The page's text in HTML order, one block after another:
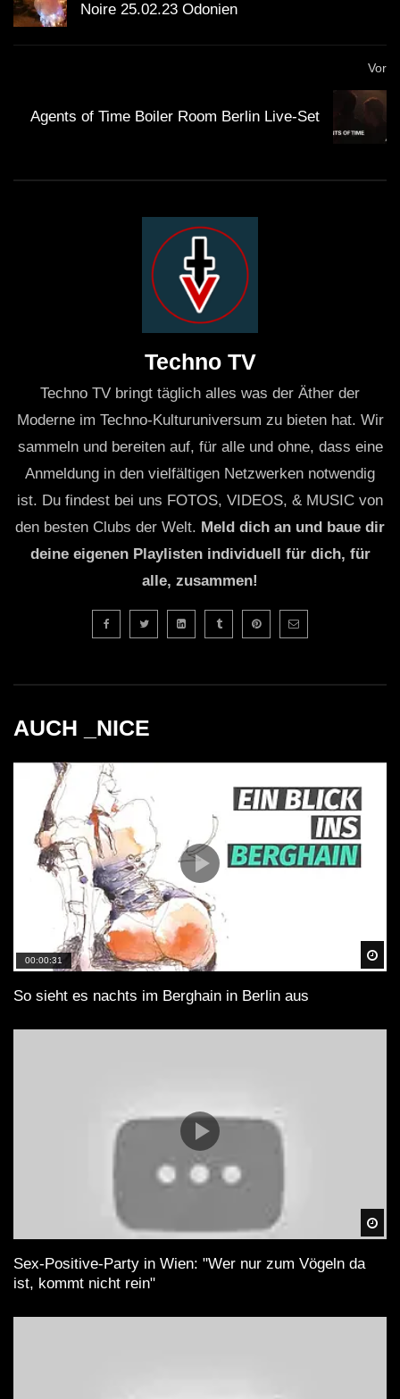
Noire 25.02.23 Odonien
Vor
Agents of Time Boiler Room Berlin Live-Set
Techno TV
Techno TV bringt täglich alles was der Äther der
Moderne im Techno-Kulturuniversum zu bieten hat. Wir
sammeln und bereiten auf, für alle und ohne, dass eine
Anmeldung in den vielfältigen Netzwerken notwendig
ist. Du findest bei uns FOTOS, VIDEOS, & MUSIC von
den besten Clubs der Welt. Meld dich an und baue dir
deine eigenen Playlisten individuell für dich, für
alle, zusammen!
AUCH _NICE
00:00:31
So sieht es nachts im Berghain in Berlin aus
Sex-Positive-Party in Wien: "Wer nur zum Vögeln da
ist, kommt nicht rein"